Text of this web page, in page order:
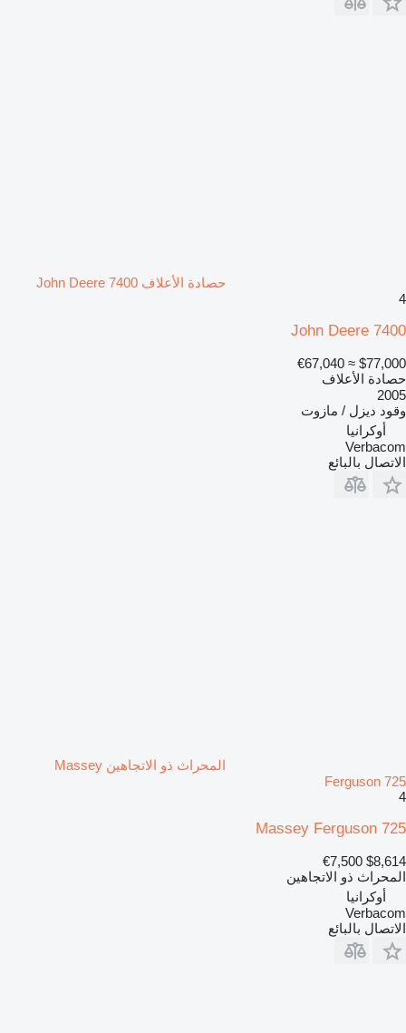
حصادة الأعلاف John Deere 7400
4
John Deere 7400
$77,000
≈ €67,040
حصادة الأعلاف
2005
وقود ديزل / مازوت
أوكرانيا
Verbacom
الاتصال بالبائع
المحراث ذو الاتجاهين Massey
Ferguson 725
4
Massey Ferguson 725
$8,614
€7,500
المحراث ذو الاتجاهين
أوكرانيا
Verbacom
الاتصال بالبائع